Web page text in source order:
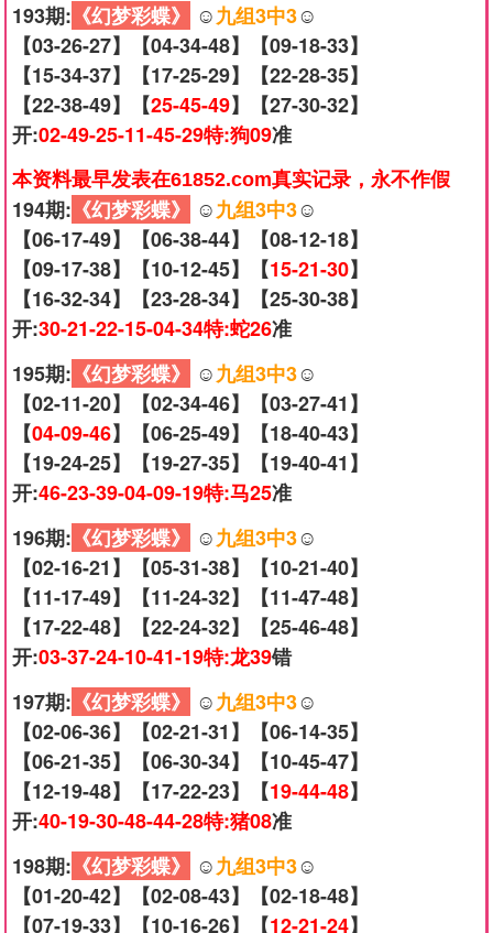
193期: 《幻梦彩蝶》 ☺️九组3中3☺️
【03-26-27】【04-34-48】【09-18-33】
【15-34-37】【17-25-29】【22-28-35】
【22-38-49】【25-45-49】【27-30-32】
开:02-49-25-11-45-29特:狗09准
本资料最早发表在61852.com真实记录，永不作假
194期: 《幻梦彩蝶》 ☺️九组3中3☺️
【06-17-49】【06-38-44】【08-12-18】
【09-17-38】【10-12-45】【15-21-30】
【16-32-34】【23-28-34】【25-30-38】
开:30-21-22-15-04-34特:蛇26准
195期: 《幻梦彩蝶》 ☺️九组3中3☺️
【02-11-20】【02-34-46】【03-27-41】
【04-09-46】【06-25-49】【18-40-43】
【19-24-25】【19-27-35】【19-40-41】
开:46-23-39-04-09-19特:马25准
196期: 《幻梦彩蝶》 ☺️九组3中3☺️
【02-16-21】【05-31-38】【10-21-40】
【11-17-49】【11-24-32】【11-47-48】
【17-22-48】【22-24-32】【25-46-48】
开:03-37-24-10-41-19特:龙39错
197期: 《幻梦彩蝶》 ☺️九组3中3☺️
【02-06-36】【02-21-31】【06-14-35】
【06-21-35】【06-30-34】【10-45-47】
【12-19-48】【17-22-23】【19-44-48】
开:40-19-30-48-44-28特:猪08准
198期: 《幻梦彩蝶》 ☺️九组3中3☺️
【01-20-42】【02-08-43】【02-18-48】
【07-19-33】【10-16-26】【12-21-24】